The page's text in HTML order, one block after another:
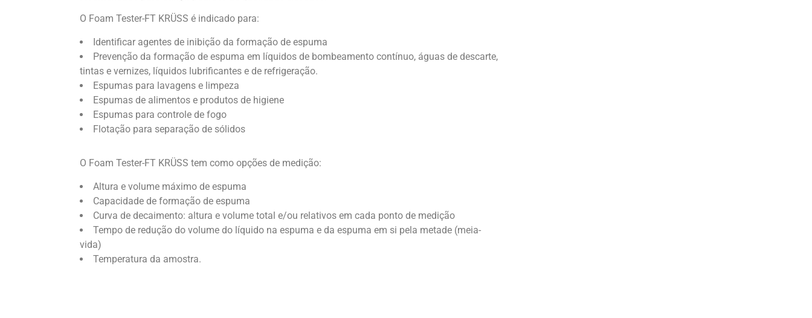
O Foam Tester-FT KRÜSS é indicado para:
Identificar agentes de inibição da formação de espuma
Prevenção da formação de espuma em líquidos de bombeamento contínuo, águas de descarte,
tintas e vernizes, líquidos lubrificantes e de refrigeração.
Espumas para lavagens e limpeza
Espumas de alimentos e produtos de higiene
Espumas para controle de fogo
Flotação para separação de sólidos
O Foam Tester-FT KRÜSS tem como opções de medição:
Altura e volume máximo de espuma
Capacidade de formação de espuma
Curva de decaimento: altura e volume total e/ou relativos em cada ponto de medição
Tempo de redução do volume do líquido na espuma e da espuma em si pela metade (meia-
vida)
Temperatura da amostra.